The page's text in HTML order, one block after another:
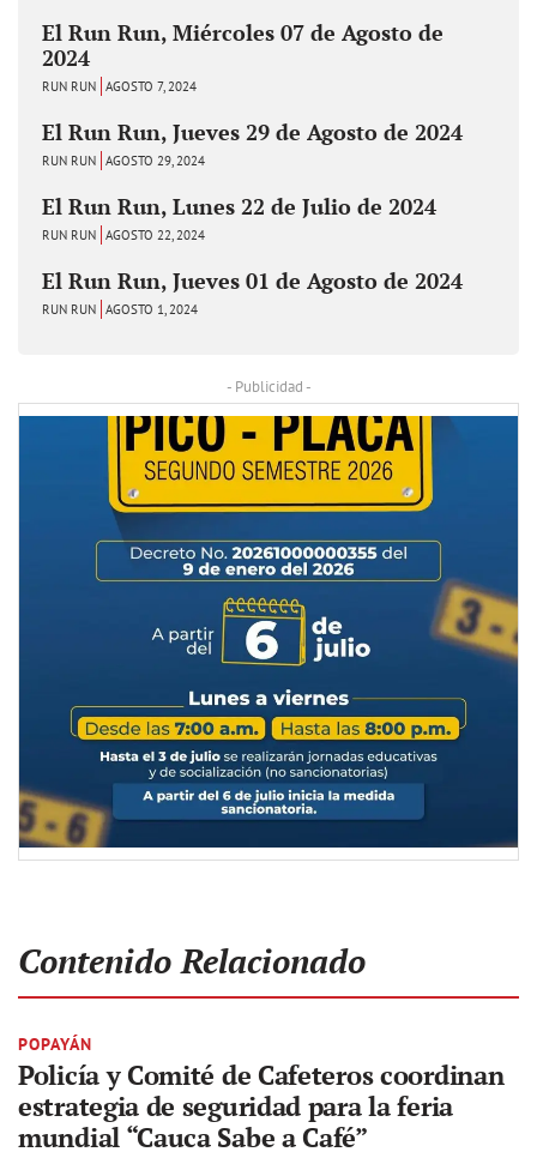
El Run Run, Miércoles 07 de Agosto de
2024
RUN RUN AGOSTO 7, 2024
El Run Run, Jueves 29 de Agosto de 2024
RUN RUN AGOSTO 29, 2024
El Run Run, Lunes 22 de Julio de 2024
RUN RUN AGOSTO 22, 2024
El Run Run, Jueves 01 de Agosto de 2024
RUN RUN AGOSTO 1, 2024
- Publicidad -
Contenido Relacionado
POPAYÁN
Policía y Comité de Cafeteros coordinan
estrategia de seguridad para la feria
mundial “Cauca Sabe a Café”